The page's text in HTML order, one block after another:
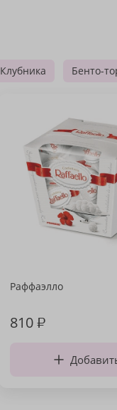
Клубника Бенто-
Раффаэлло
810₽